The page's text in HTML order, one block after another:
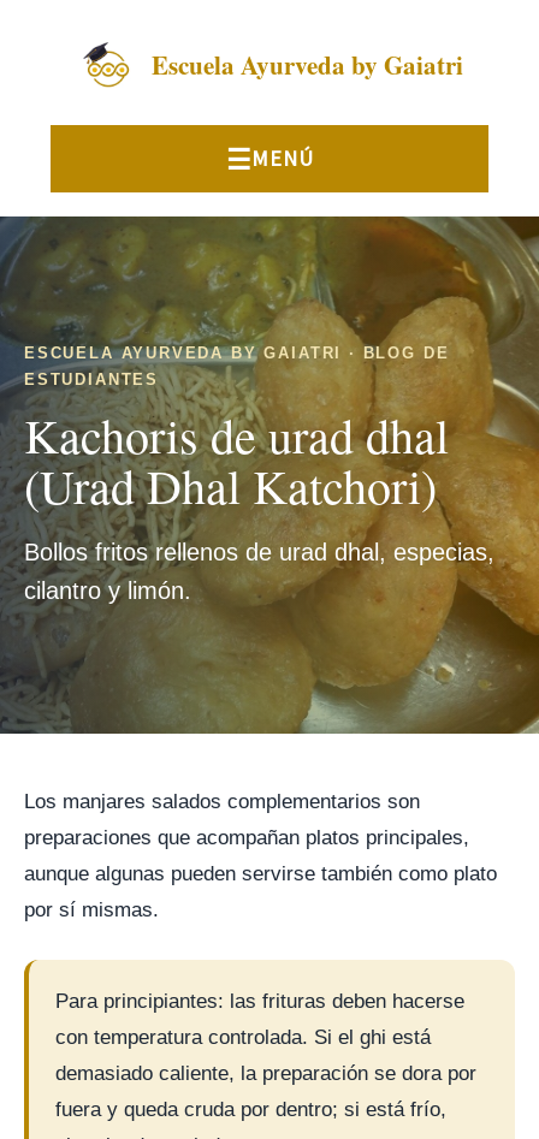
Escuela Ayurveda by Gaiatri
ESCUELA AYURVEDA BY GAIATRI · BLOG DE
ESTUDIANTES
Kachoris de urad dhal
(Urad Dhal Katchori)
Bollos fritos rellenos de urad dhal, especias,
cilantro y limón.
Los manjares salados complementarios son
preparaciones que acompañan platos principales,
aunque algunas pueden servirse también como plato
por sí mismas.
Para principiantes: las frituras deben hacerse
con temperatura controlada. Si el ghi está
demasiado caliente, la preparación se dora por
fuera y queda cruda por dentro; si está frío,